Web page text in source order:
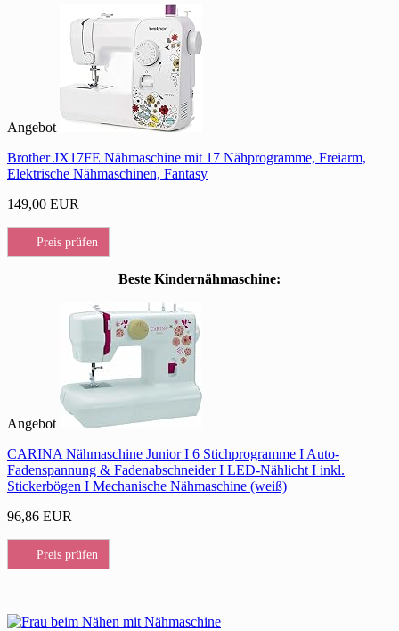
Angebot
Brother JX17FE Nähmaschine mit 17 Nähprogramme, Freiarm,
Elektrische Nähmaschinen, Fantasy
149,00 EUR
Preis prüfen
Beste Kindernähmaschine:
Angebot
CARINA Nähmaschine Junior I 6 Stichprogramme I Auto-
Fadenspannung & Fadenabschneider I LED-Nählicht I inkl.
Stickerbögen I Mechanische Nähmaschine (weiß)
96,86 EUR
Preis prüfen